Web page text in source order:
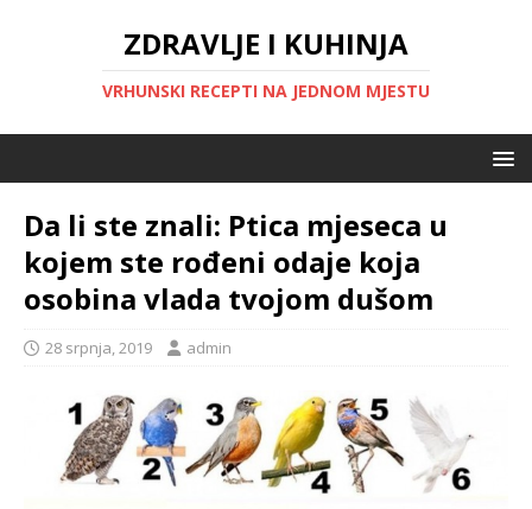
ZDRAVLJE I KUHINJA
VRHUNSKI RECEPTI NA JEDNOM MJESTU
Da li ste znali: Ptica mjeseca u
kojem ste rođeni odaje koja
osobina vlada tvojom dušom
28 srpnja, 2019 admin